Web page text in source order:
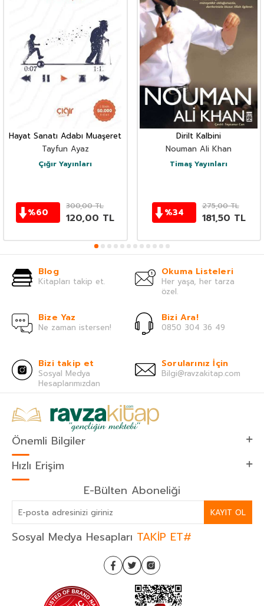
Hayat Sanatı Adabı Muaşeret
Tayfun Ayaz
Çığır Yayınları
%60
300,00TL
120,00 TL
Dirilt Kalbini
Nouman Ali Khan
Timaş Yayınları
%34
275,00TL
181,50 TL
Blog
Kitapları takip et.
Okuma Listeleri
Her yaşa, her tarza
özel.
Bize Yaz
Ne zaman istersen!
Bizi Ara!
0850 304 36 49
Bizi takip et
Sosyal Medya
Hesaplarımızdan
Sorularınız İçin
Bilgi@ravzakitap.com
Önemli Bilgiler
Hızlı Erişim
E-Bülten Aboneliği
KAYIT OL
Sosyal Medya Hesapları TAKİP ET#